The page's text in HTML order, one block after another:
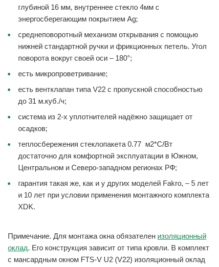
глубиной 16 мм, внутреннее стекло 4мм с
энергосберегающим покрытием Ag;
среднеповоротный механизм открывания с помощью
нижней стандартной ручки и фрикционных петель. Угол
поворота вокруг своей оси – 180°;
есть микропроветривание;
есть вентклапан типа V22 с пропускной способностью
до 31 м.куб./ч;
система из 2-х уплотнителей надёжно защищает от
осадков;
теплосбережения стеклопакета 0.77 м2*С/Вт
достаточно для комфортной эксплуатации в Южном,
Центральном и Северо-западном регионах РФ;
гарантия такая же, как и у других моделей Fakro, – 5 лет
и 10 лет при условии применения монтажного комплекта
XDK.
Примечание. Для монтажа окна обязателен изоляционный
оклад. Его конструкция зависит от типа кровли. В комплект
с мансардным окном FTS-V U2 (V22) изоляционный оклад